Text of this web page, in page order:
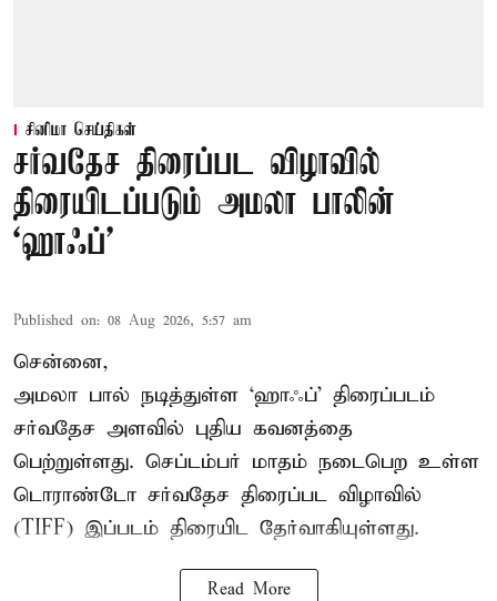
சினிமா செய்திகள்
சர்வதேச திரைப்பட விழாவில்
திரையிடப்படும் அமலா பாலின்
‘ஹாஃப்’
Published on: 08 Aug 2026, 5:57 am
சென்னை,
அமலா பால் நடித்துள்ள ‘ஹாஃப்’ திரைப்படம்
சர்வதேச அளவில் புதிய கவனத்தை
பெற்றுள்ளது. செப்டம்பர் மாதம் நடைபெற உள்ள
டொராண்டோ சர்வதேச திரைப்பட விழாவில்
(TIFF) இப்படம் திரையிட தேர்வாகியுள்ளது.
Read More